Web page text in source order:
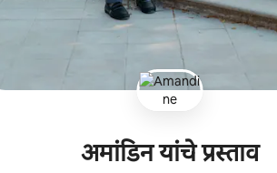
अमांडिन यांचे प्रस्ताव